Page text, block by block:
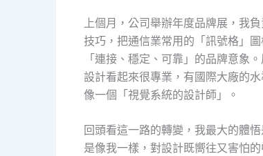
上個月，公司舉辦年度品牌展，我
技巧，把通信業常用的「訊號格」
「連接、穩定、可靠」的品牌意象
設計看起來很專業，有國際大廠的
像一個「視覺系統的設計師」。
回頭看這一路的轉變，我最大的體
是像我一樣，對設計既嚮往又害怕